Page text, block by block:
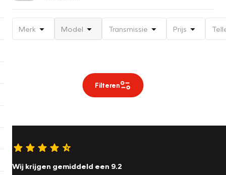
Merk Model Transmissie Prijs
Filteren
Wij krijgen gemiddeld een 9.2